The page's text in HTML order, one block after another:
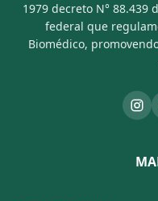
1979 decreto N° 88.439
federal que
Biomédico,